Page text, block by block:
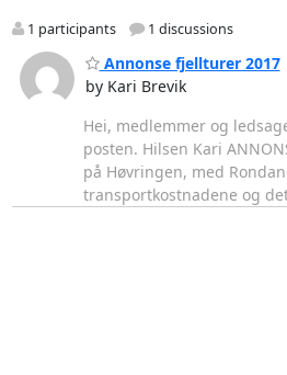
1 participants 1 discussions
Annonse fjellturer 2017
by Kari Brevik
Hei, medlemmer og
posten. Hilsen Kari
på Høvringen, med
transportkostnadene og